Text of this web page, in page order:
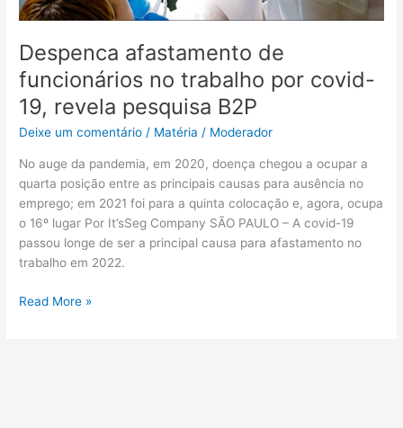
Despenca afastamento de
funcionários no trabalho por covid-
19, revela pesquisa B2P
Deixe um comentário / Matéria / Moderador
No auge da pandemia, em 2020, doença chegou a ocupar a
quarta posição entre as principais causas para ausência no
emprego; em 2021 foi para a quinta colocação e, agora, ocupa
o 16º lugar Por It’sSeg Company SÃO PAULO – A covid-19
passou longe de ser a principal causa para afastamento no
trabalho em 2022.
revela
B2P
Read More »